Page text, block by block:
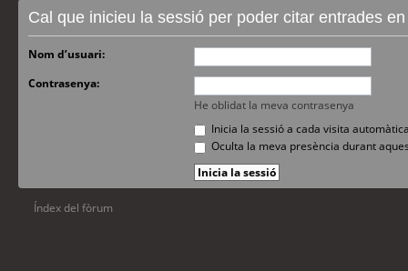
Cal que inicieu la sessió per poder citar entrades
Nom d’usuari:
Contrasenya:
He oblidat la meva contrasenya
Inicia la sessió a cada visita
Oculta la meva presència durant
Índex del fòrum